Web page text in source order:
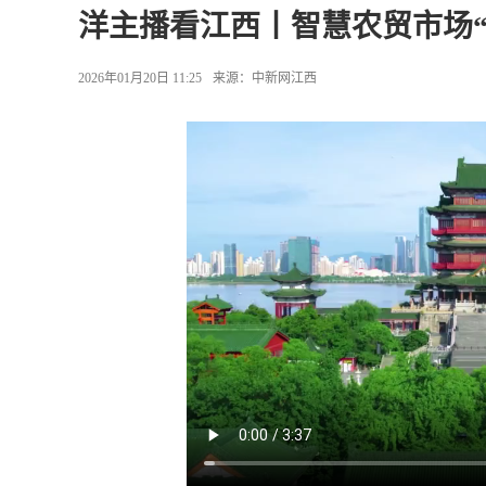
洋主播看江西丨智慧农贸市场
2026年01月20日 11:25 来源： 中新网江西